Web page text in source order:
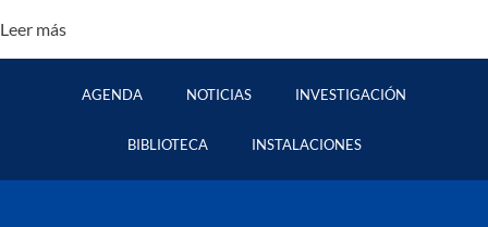
Leer más
AGENDA NOTICIAS INVESTIGACIÓN
BIBLIOTECA INSTALACIONES